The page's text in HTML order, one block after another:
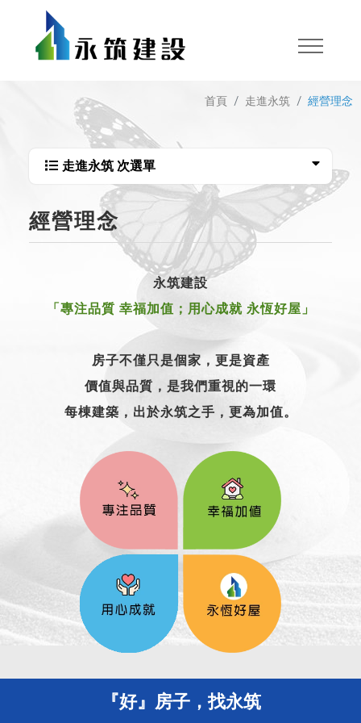
首頁 走進永筑 經營理念
走進永筑 次選單
經營理念
永筑建設
「專注品質 幸福加值；用心成就 永恆好屋」
房子不僅只是個家，更是資產
價值與品質，是我們重視的一環
每棟建築，出於永筑之手，更為加值。
『好』房子，找永筑